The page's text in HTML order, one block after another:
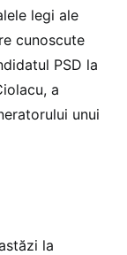
legi ale
cunoscute
PSD la
a
unui
la